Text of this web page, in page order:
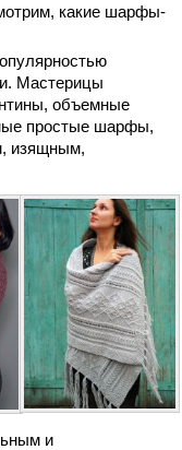
какие шарфы-
Мастерицы
объемные
простые шарфы,
изящным,
и